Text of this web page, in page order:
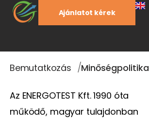
Ajánlatot kérek
Bemutatkozás /Minőségpolitika
Az ENERGOTEST Kft. 1990 óta
működő, magyar tulajdonban